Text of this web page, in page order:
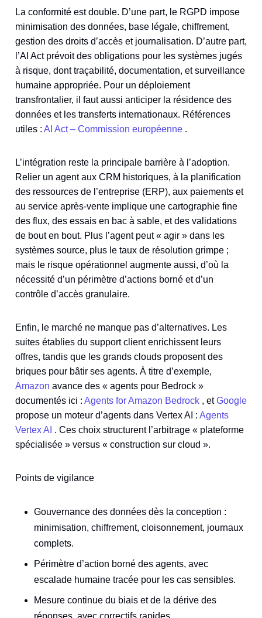
La conformité est double. D’une part, le RGPD impose
minimisation des données, base légale, chiffrement,
gestion des droits d’accès et journalisation. D’autre part,
l’AI Act prévoit des obligations pour les systèmes jugés
à risque, dont traçabilité, documentation, et surveillance
humaine appropriée. Pour un déploiement
transfrontalier, il faut aussi anticiper la résidence des
données et les transferts internationaux. Références
utiles : AI Act – Commission européenne .
L’intégration reste la principale barrière à l’adoption.
Relier un agent aux CRM historiques, à la planification
des ressources de l’entreprise (ERP), aux paiements et
au service après‑vente implique une cartographie fine
des flux, des essais en bac à sable, et des validations
de bout en bout. Plus l’agent peut « agir » dans les
systèmes source, plus le taux de résolution grimpe ;
mais le risque opérationnel augmente aussi, d’où la
nécessité d’un périmètre d’actions borné et d’un
contrôle d’accès granulaire.
Enfin, le marché ne manque pas d’alternatives. Les
suites établies du support client enrichissent leurs
offres, tandis que les grands clouds proposent des
briques pour bâtir ses agents. À titre d’exemple,
Amazon avance des « agents pour Bedrock »
documentés ici : Agents for Amazon Bedrock , etGoogle
propose un moteur d’agents dans Vertex AI : Agents
Vertex AI . Ces choix structurent l’arbitrage « plateforme
spécialisée » versus « construction sur cloud ».
Points de vigilance
Gouvernance des données dès la conception :
minimisation, chiffrement, cloisonnement, journaux
complets.
Périmètre d’action borné des agents, avec
escalade humaine tracée pour les cas sensibles.
Mesure continue du biais et de la dérive des